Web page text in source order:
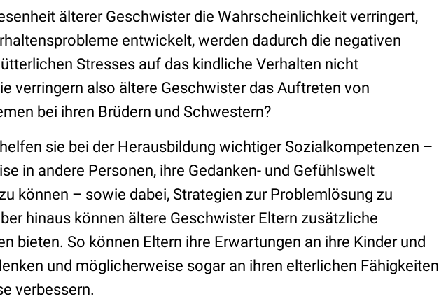
älterer Geschwister die Wahrscheinlichkeit verringert,
entwickelt, werden dadurch die negativen
Stresses auf das kindliche Verhalten nicht
verringern also ältere Geschwister das Auftreten von
bei ihren Brüdern und Schwestern?
sie bei der Herausbildung wichtiger Sozialkompetenzen –
in andere Personen, ihre Gedanken- und Gefühlswelt
können – sowie dabei, Strategien zur Problemlösung zu
hinaus können ältere Geschwister Eltern zusätzliche
bieten. So können Eltern ihre Erwartungen an ihre Kinder und
und möglicherweise sogar an ihren elterlichen Fähigkeiten
verbessern.